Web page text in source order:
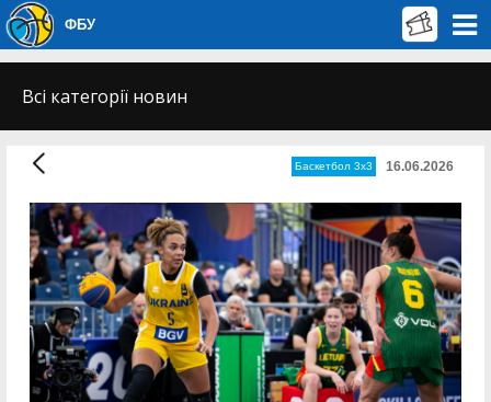
ФБУ
Всі категорії новин
Баскетбол 3х3 16.06.2026